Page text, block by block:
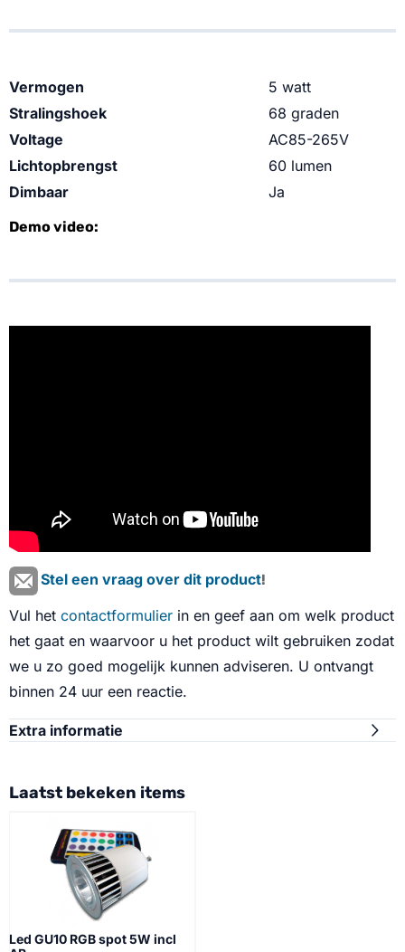
Vermogen
5 watt
Stralingshoek
68 graden
Voltage
AC85-265V
Lichtopbrengst
60 lumen
Dimbaar
Ja
Demo video:
Stel een vraag over dit product!
Vul het contactformulier in en geef aan om welk product
het gaat en waarvoor u het product wilt gebruiken zodat
we u zo goed mogelijk kunnen adviseren. U ontvangt
binnen 24 uur een reactie.
Extra informatie
Laatst bekeken items
Led GU10 RGB spot 5W incl